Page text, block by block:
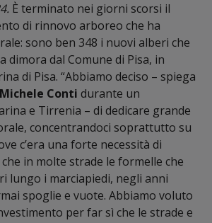
È terminato nei giorni scorsi il
di rinnovo arboreo che ha
sono ben 348 i nuovi alberi che
dimora dal Comune di Pisa, in
di Pisa. “Abbiamo deciso – spiega
Michele Conti durante un
e Tirrenia – di dedicare grande
concentrandoci soprattutto su
c’era una forte necessità di
in molte strade le formelle che
lungo i marciapiedi, negli anni
spoglie e vuote. Abbiamo voluto
per far sì che le strade e